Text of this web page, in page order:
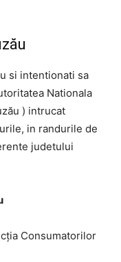
si intentionati sa
Nationala
) intrucat
in randurile de
judetului
Consumatorilor